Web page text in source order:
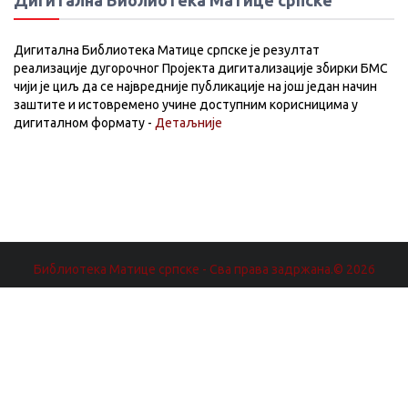
Дигитална Библиотека Матице српске је резултат
реализације дугорочног Пројекта дигитализације збирки БМС
чији је циљ да се највредније публикације на још један начин
заштите и истовремено учине доступним корисницима у
дигиталном формату - Детаљније
Библиотека Матице српске - Сва права задржана.© 2026